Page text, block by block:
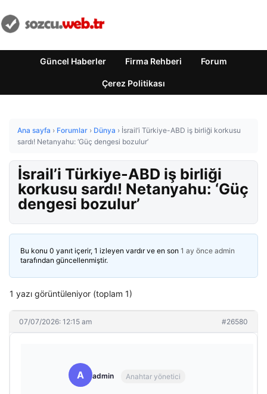
Güncel Haberler Firma Rehberi Forum
Çerez Politikası
Ana sayfa › Forumlar › Dünya › İsrail’i Türkiye-ABD iş birliği korkusu
sardı! Netanyahu: ‘Güç dengesi bozulur’
İsrail’i Türkiye-ABD iş birliği
korkusu sardı! Netanyahu: ‘Güç
dengesi bozulur’
Bu konu 0 yanıt içerir, 1 izleyen vardır ve en son 1 ay önce admin
tarafından güncellenmiştir.
1 yazı görüntüleniyor (toplam 1)
07/07/2026: 12:15 am #26580
A admin Anahtar yönetici